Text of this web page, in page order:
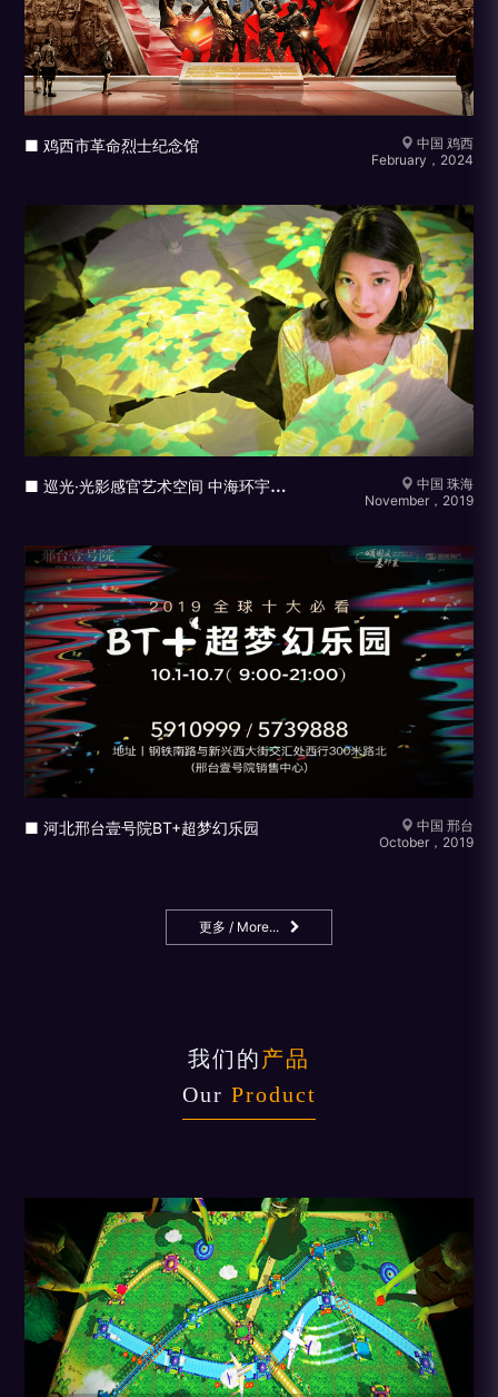
■ 鸡西市革命烈士纪念馆
中国 鸡西
February，2024
■
巡光·光影感官艺术空间 中海环宇商业
中国 珠海
November，2019
■ 河北邢台壹号院BT+超梦幻乐园
中国 邢台
October，2019
更多 / More...
我们的产品
Our Product